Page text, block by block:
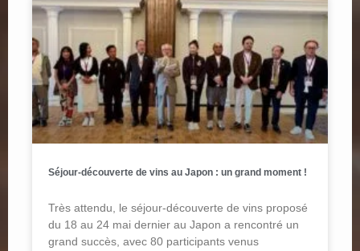
Séjour-découverte de vins au Japon : un grand moment !
Très attendu, le séjour-découverte de vins proposé
du 18 au 24 mai dernier au Japon a rencontré un
grand succès, avec 80 participants venus